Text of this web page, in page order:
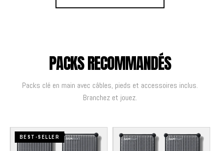
PACKS RECOMMANDÉS
Packs clé en main avec câbles, pieds et accessoires inclus.
Branchez et jouez.
BEST-SELLER